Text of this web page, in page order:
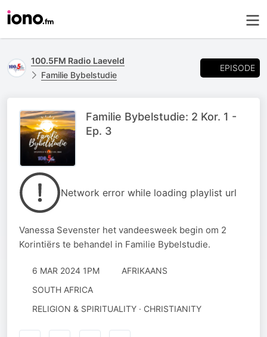
100.5FM Radio Laeveld
Familie Bybelstudie
EPISODE
Familie Bybelstudie: 2 Kor. 1 -
Ep. 3
Network error while loading playlist url
Vanessa Sevenster het vandeesweek begin om 2
Korintiërs te behandel in Familie Bybelstudie.
6 MAR 2024 1PM
AFRIKAANS
SOUTH AFRICA
RELIGION & SPIRITUALITY · CHRISTIANITY